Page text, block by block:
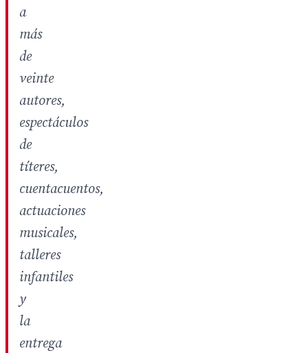
a
más
de
veinte
autores,
espectáculos
de
títeres,
cuentacuentos,
actuaciones
musicales,
talleres
infantiles
y
la
entrega